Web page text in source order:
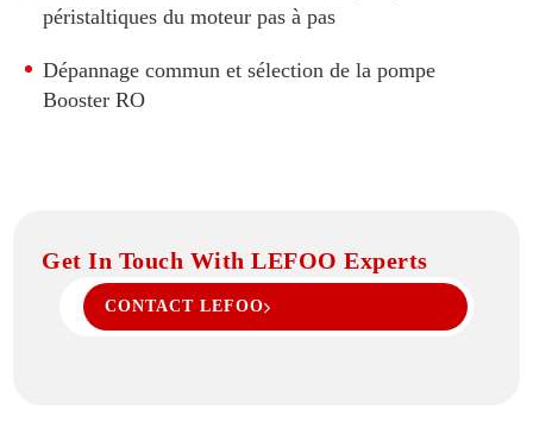
péristaltiques du moteur pas à pas
Dépannage commun et sélection de la pompe
Booster RO
Get In Touch With LEFOO Experts
CONTACT LEFOO